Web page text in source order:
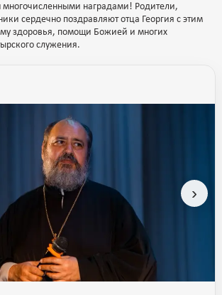
многочисленными наградами! Родители,
сердечно поздравляют отца Георгия с этим
здоровья, помощи Божией и многих
служения.
›